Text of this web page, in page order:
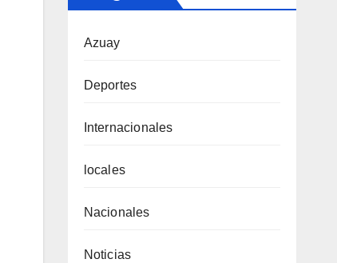
Azuay
Deportes
Internacionales
locales
Nacionales
Noticias